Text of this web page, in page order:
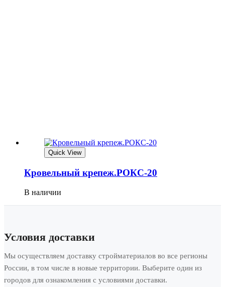
Quick View
Кровельный крепеж.РОКС-20
В наличии
Условия доставки
Мы осуществляем доставку стройматериалов во все регионы
России, в том числе в новые территории. Выберите один из
городов для ознакомления с условиями доставки.